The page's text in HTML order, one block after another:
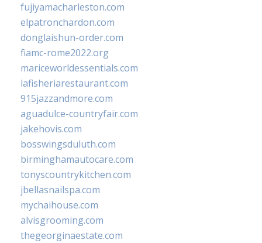
fujiyamacharleston.com
elpatronchardon.com
donglaishun-order.com
fiamc-rome2022.org
mariceworldessentials.com
lafisheriarestaurant.com
915jazzandmore.com
aguadulce-countryfair.com
jakehovis.com
bosswingsduluth.com
birminghamautocare.com
tonyscountrykitchen.com
jbellasnailspa.com
mychaihouse.com
alvisgrooming.com
thegeorginaestate.com